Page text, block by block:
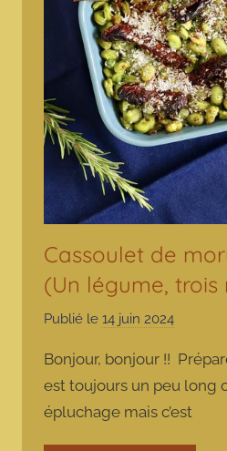
Cassoulet de
(Un légume, trois
Publié le 14 juin 2024
m
a
Bonjour, bonjour !!
est toujours un peu long
épluchage mais c’est